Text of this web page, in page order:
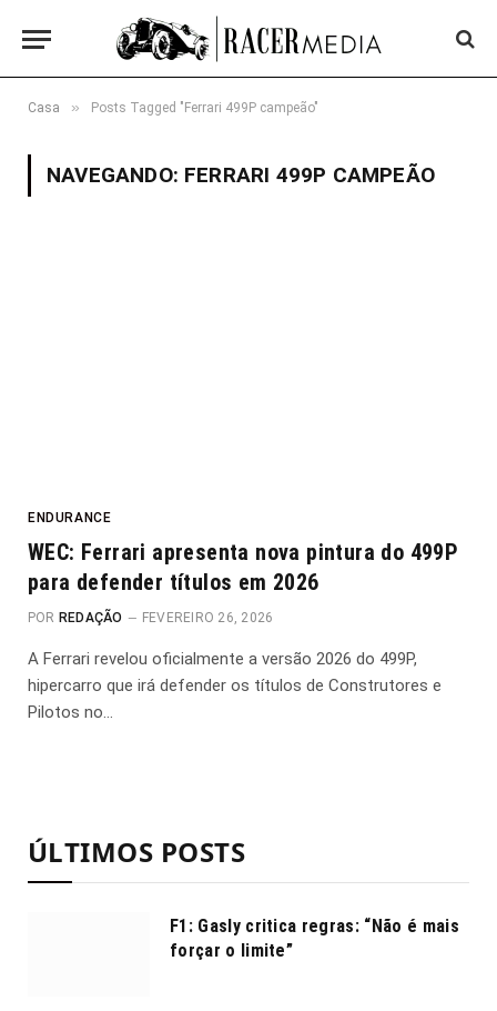
Casa » Posts Tagged "Ferrari 499P campeão"
NAVEGANDO: FERRARI 499P CAMPEÃO
ENDURANCE
WEC: Ferrari apresenta nova pintura do 499P
para defender títulos em 2026
POR REDAÇÃO FEVEREIRO 26, 2026
A Ferrari revelou oficialmente a versão 2026 do 499P,
hipercarro que irá defender os títulos de Construtores e
Pilotos no…
ÚLTIMOS POSTS
F1: Gasly critica regras: “Não é mais
forçar o limite”